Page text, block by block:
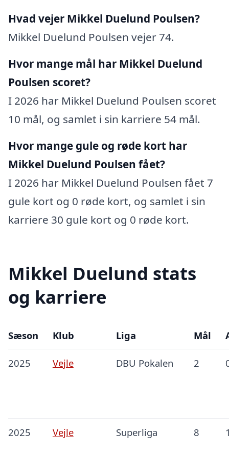
Hvad vejer Mikkel Duelund Poulsen?
Mikkel Duelund Poulsen vejer 74.
Hvor mange mål har Mikkel Duelund
Poulsen scoret?
I 2026 har Mikkel Duelund Poulsen scoret
10 mål, og samlet i sin karriere 54 mål.
Hvor mange gule og røde kort har
Mikkel Duelund Poulsen fået?
I 2026 har Mikkel Duelund Poulsen fået 7
gule kort og 0 røde kort, og samlet i sin
karriere 30 gule kort og 0 røde kort.
Mikkel Duelund stats
og karriere
Sæson Klub Liga Mål
2025 Vejle DBU Pokalen 2
2025 Vejle Superliga 8